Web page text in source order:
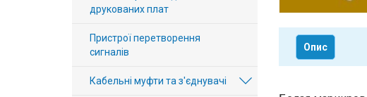
Доставка
Підтримка
Опис
друкованих плат
Пристрої перетворення
сигналів
Кабельні муфти та з'єднувачі